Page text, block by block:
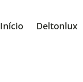
Início Deltonlux